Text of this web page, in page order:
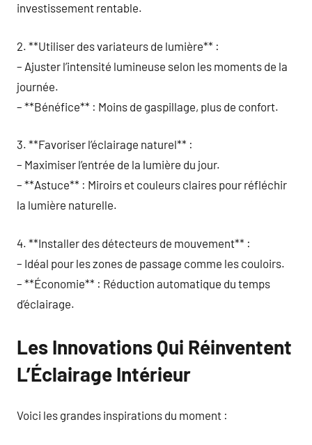
investissement rentable.
2. **Utiliser des variateurs de lumière** :
– Ajuster l’intensité lumineuse selon les moments de la
journée.
– **Bénéfice** : Moins de gaspillage, plus de confort.
3. **Favoriser l’éclairage naturel** :
– Maximiser l’entrée de la lumière du jour.
– **Astuce** : Miroirs et couleurs claires pour réfléchir
la lumière naturelle.
4. **Installer des détecteurs de mouvement** :
– Idéal pour les zones de passage comme les couloirs.
– **Économie** : Réduction automatique du temps
d’éclairage.
Les Innovations Qui Réinventent
L’Éclairage Intérieur
Voici les grandes inspirations du moment :